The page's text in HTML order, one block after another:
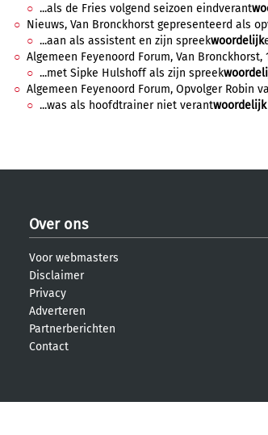
...als de Fries volgend seizoen eindverant
Nieuws, Van Bronckhorst gepresenteerd als
...aan als assistent en zijn spreekwoordelijk
Algemeen Feyenoord Forum, Van Bronckhorst,
...met Sipke Hulshoff als zijn spreek
Algemeen Feyenoord Forum, Opvolger Robin
...was als hoofdtrainer niet verantwoordelijk
Over ons
Voor webmasters
Disclaimer
Privacy
Adverteren
Partnerberichten
Contact